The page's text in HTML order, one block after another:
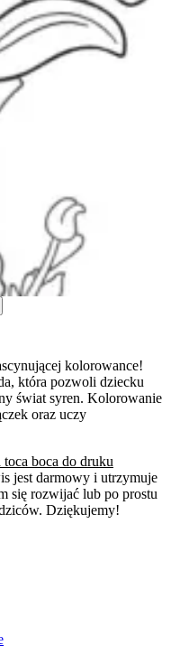
kolorowance!
która pozwoli dziecku
świat syren. Kolorowanie
oraz uczy
boca do druku
jest darmowy i utrzymuje
się rozwijać lub po prostu
Dziękujemy!